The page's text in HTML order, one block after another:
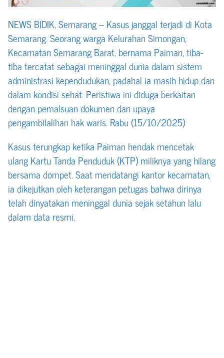
NEWS BIDIK, Semarang – Kasus janggal terjadi di Kota
Semarang. Seorang warga Kelurahan Simongan,
Kecamatan Semarang Barat, bernama Paiman, tiba-
tiba tercatat sebagai meninggal dunia dalam sistem
administrasi kependudukan, padahal ia masih hidup dan
dalam kondisi sehat. Peristiwa ini diduga berkaitan
dengan pemalsuan dokumen dan upaya
pengambilalihan hak waris. Rabu (15/10/2025)
Kasus terungkap ketika Paiman hendak mencetak
ulang Kartu Tanda Penduduk (KTP) miliknya yang hilang
bersama dompet. Saat mendatangi kantor kecamatan,
ia dikejutkan oleh keterangan petugas bahwa dirinya
telah dinyatakan meninggal dunia sejak setahun lalu
dalam data resmi.